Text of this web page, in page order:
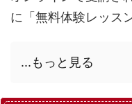
に「無料体験レッス
...もっと見る